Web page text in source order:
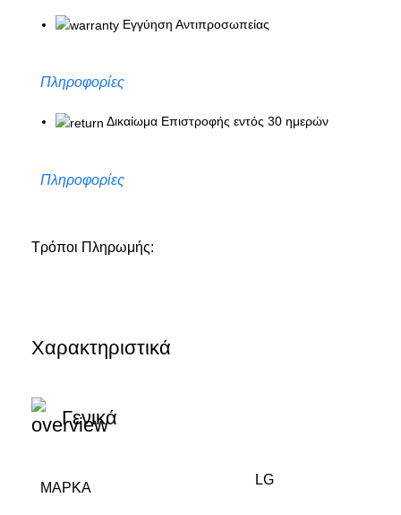
Εγγύηση Αντιπροσωπείας
Πληροφορίες
Δικαίωμα Επιστροφής εντός 30 ημερών
Πληροφορίες
Τρόποι Πληρωμής:
Χαρακτηριστικά
Γενικά
ΜΆΡΚΑ
LG